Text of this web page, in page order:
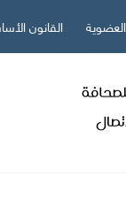
العضوية القانون